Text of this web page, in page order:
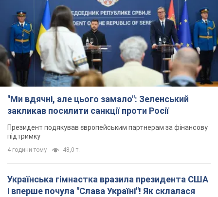
"Ми вдячні, але цього замало": Зеленський
закликав посилити санкції проти Росії
Президент подякував європейським партнерам за фінансову
підтримку
4 години тому 48,0 т.
Українська гімнастка вразила президента США
і вперше почула "Слава Україні"! Як склалася